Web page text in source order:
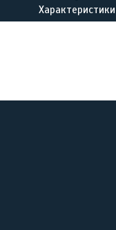
Характеристики